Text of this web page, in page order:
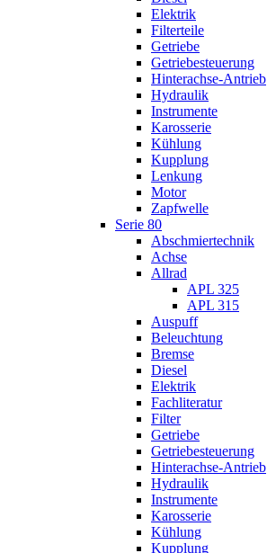
Elektrik
Filterteile
Getriebe
Getriebesteuerung
Hinterachse-Antrieb
Hydraulik
Instrumente
Karosserie
Kühlung
Kupplung
Lenkung
Motor
Zapfwelle
Serie 80
Abschmiertechnik
Achse
Allrad
APL 325
APL 315
Auspuff
Beleuchtung
Bremse
Diesel
Elektrik
Fachliteratur
Filter
Getriebe
Getriebesteuerung
Hinterachse-Antrieb
Hydraulik
Instrumente
Karosserie
Kühlung
Kupplung